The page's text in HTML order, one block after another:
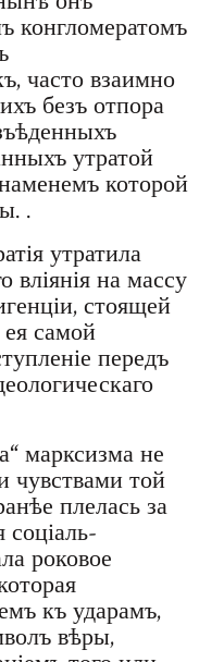
конгломератомъ
часто взаимно
безъ отпора
утратой
которой
.
утратила
на массу
стоящей
самой
передъ
марксизма не
чувствами той
плелась за
роковое
къ ударамъ,
вѣры,